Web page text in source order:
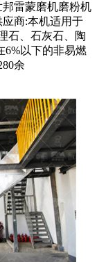
邦雷蒙磨机磨粉机
应商:本机适用于
石、石灰石、陶
6%以下的非易燃
余